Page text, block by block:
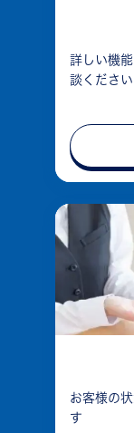
詳しい機
談ください
お客様の
す